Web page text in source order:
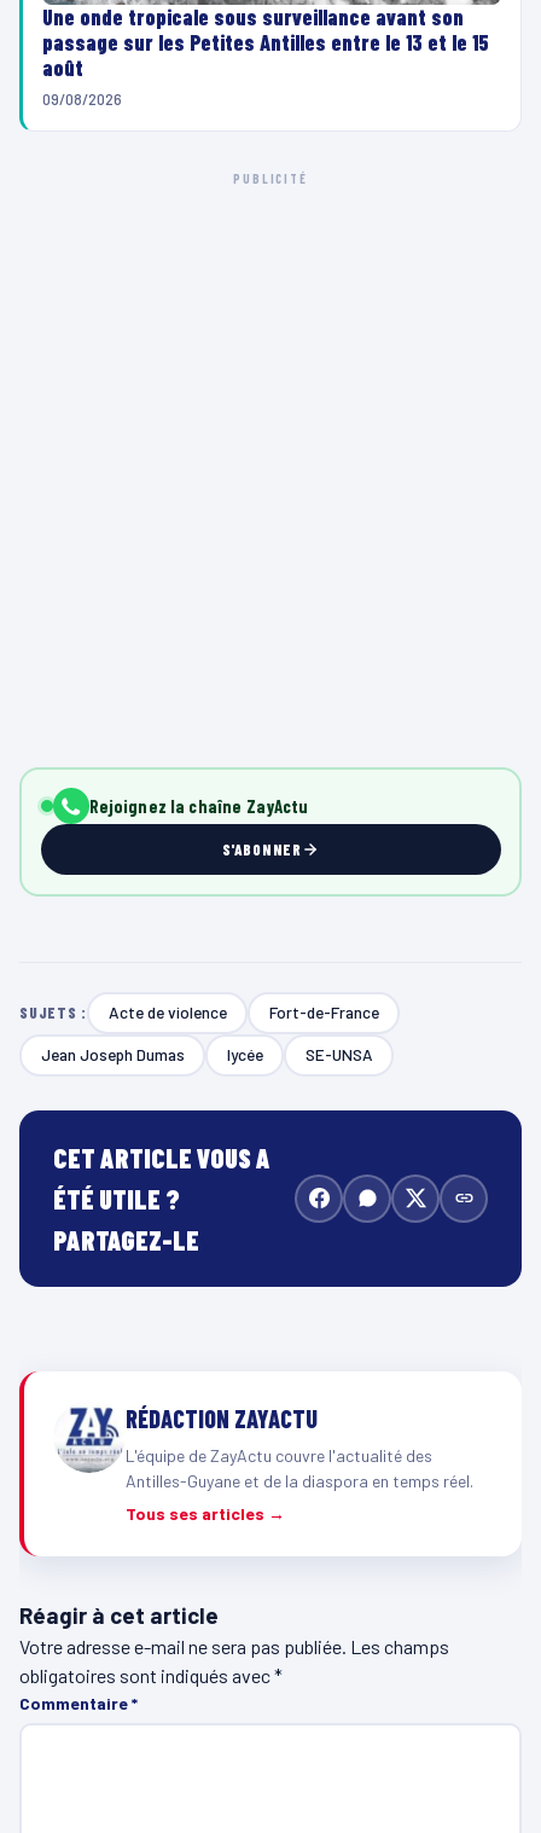
Une onde tropicale sous surveillance avant son
passage sur les Petites Antilles entre le 13 et le 15
août
09/08/2026
PUBLICITÉ
Rejoignez la chaîne ZayActu
S'ABONNER
SUJETS : Acte de violence Fort-de-France
Jean Joseph Dumas lycée SE-UNSA
CET ARTICLE VOUS A
ÉTÉ UTILE ?
PARTAGEZ-LE
RÉDACTION ZAYACTU
L'équipe de ZayActu couvre l'actualité des
Antilles-Guyane et de la diaspora en temps réel.
Tous ses articles →
Réagir à cet article
Votre adresse e-mail ne sera pas publiée. Les champs
obligatoires sont indiqués avec*
Commentaire*